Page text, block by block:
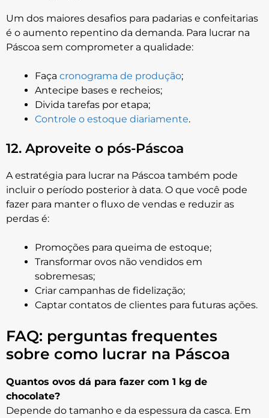
Um dos maiores desafios para padarias e confeitarias
é o aumento repentino da demanda. Para lucrar na
Páscoa sem comprometer a qualidade:
Faça cronograma de produção;
Antecipe bases e recheios;
Divida tarefas por etapa;
Controle o estoque diariamente.
12. Aproveite o pós-Páscoa
A estratégia para lucrar na Páscoa também pode
incluir o período posterior à data. O que você pode
fazer para manter o fluxo de vendas e reduzir as
perdas é:
Promoções para queima de estoque;
Transformar ovos não vendidos em
sobremesas;
Criar campanhas de fidelização;
Captar contatos de clientes para futuras ações.
FAQ: perguntas frequentes
sobre como lucrar na Páscoa
Quantos ovos dá para fazer com 1 kg de
chocolate?
Depende do tamanho e da espessura da casca. Em